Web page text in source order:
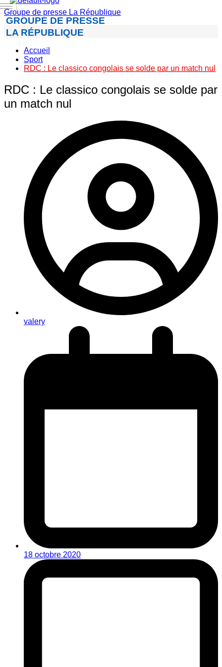
Groupe de presse La République
GROUPE DE PRESSE
LA RÉPUBLIQUE
Accueil
Sport
RDC : Le classico congolais se solde par un match nul
RDC : Le classico congolais se solde par
un match nul
valery
18 octobre 2020